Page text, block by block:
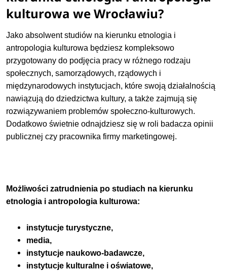
kulturowa we Wrocławiu?
Jako absolwent studiów na kierunku etnologia i
antropologia kulturowa będziesz kompleksowo
przygotowany do podjęcia pracy w różnego rodzaju
społecznych, samorządowych, rządowych i
międzynarodowych instytucjach, które swoją działalnością
nawiązują do dziedzictwa kultury, a także zajmują się
rozwiązywaniem problemów społeczno-kulturowych.
Dodatkowo świetnie odnajdziesz się w roli badacza opinii
publicznej czy pracownika firmy marketingowej.
Możliwości zatrudnienia po studiach na kierunku
etnologia i antropologia kulturowa:
instytucje turystyczne,
media,
instytucje naukowo-badawcze,
instytucje kulturalne i oświatowe,